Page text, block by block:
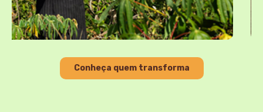
Conheça quem transforma